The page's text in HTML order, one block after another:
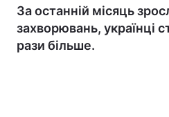
За останній місяць
захворювань, українці
рази більше.